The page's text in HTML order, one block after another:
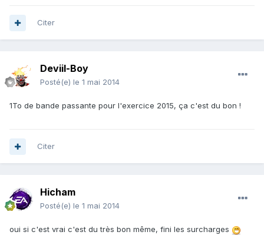
Citer
Deviil-Boy
Posté(e) le 1 mai 2014
1To de bande passante pour l'exercice 2015, ça c'est du bon !
Citer
Hicham
Posté(e) le 1 mai 2014
oui si c'est vrai c'est du très bon même, fini les surcharges